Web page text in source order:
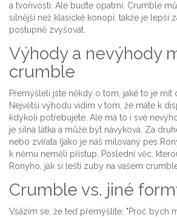
a tvořivosti. Ale buďte opatrní: Crumble
silnější než klasické konopí, takže je lepší
postupně zvyšovat.
Výhody a nevýhody
crumble
Přemýšleli jste někdy o tom, jaké to je mít
Největší výhodu vidím v tom, že máte k
kdykoli potřebujete. Ale má to i své
je silná látka a může být návyková. Za
nebo zvířata (jako je náš milovaný pes
k němu neměli přístup. Poslední věc,
Ronyho, jak si leští zuby na vašem
Crumble vs. jiné
Vsázím se, že teď přemýšlíte: "Proč bych